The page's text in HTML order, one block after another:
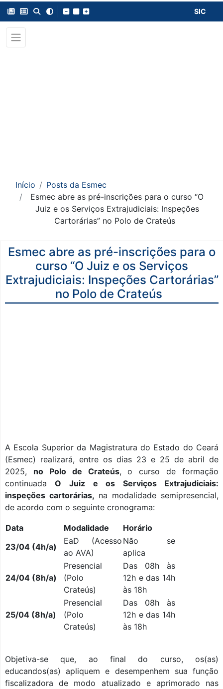
SIC
Início
Posts da Esmec
Esmec abre as pré-inscrições para o curso “O
Juiz e os Serviços Extrajudiciais: Inspeções
Cartorárias” no Polo de Crateús
Esmec abre as pré-inscrições para o
curso “O Juiz e os Serviços
Extrajudiciais: Inspeções Cartorárias”
no Polo de Crateús
A Escola Superior da Magistratura do Estado do Ceará
(Esmec) realizará, entre os dias 23 e 25 de abril de
2025, no Polo de Crateús, o curso de formação
continuadaO Juiz e os Serviços Extrajudiciais:
inspeções cartorárias, na modalidade semipresencial,
de acordo com o seguinte cronograma:
Data Modalidade
Horário
23/04 (4h/a)
EaD (Acesso
ao AVA)
Não se
aplica
24/04 (8h/a)
Presencial
(Polo
Crateús)
Das 08h às
12h e das 14h
às 18h
25/04 (8h/a)
Presencial
(Polo
Crateús)
Das 08h às
12h e das 14h
às 18h
Objetiva-se que, ao final do curso, os(as)
educandos(as) apliquem e desempenhem sua função
fiscalizadora de modo atualizado e aprimorado nas